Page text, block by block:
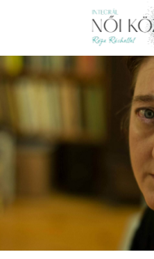
Skip to main content